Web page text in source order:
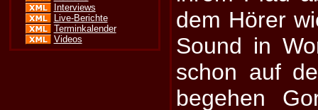
Interviews
Live-Berichte
Terminkalender
Videos
dem Hörer
Sound in
schon auf
begehen